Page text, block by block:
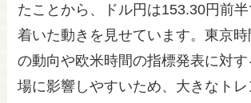
たことから、ドル円は153.30円前
着いた動きを見せています。東京
の動向や欧米時間の指標発表に対す
場に影響しやすいため、大きなトレ